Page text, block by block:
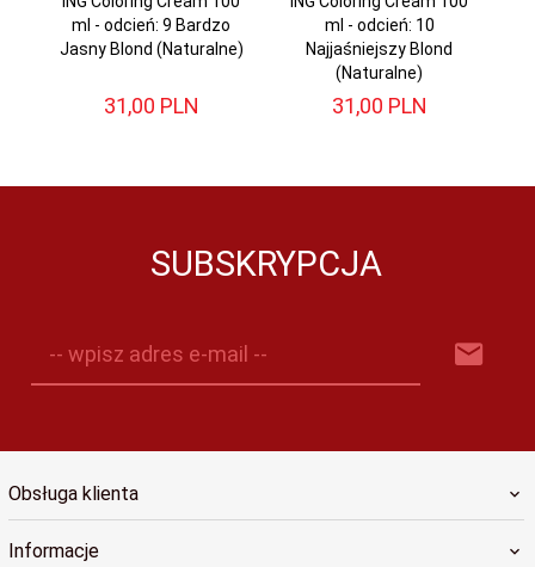
ml - odcień: 9 Bardzo
Jasny Blond (Naturalne)
31,00 PLN
ml - odcień: 10
Najjaśniejszy Blond
(Naturalne)
31,00 PLN
SUBSKRYPCJA
-- wpisz adres e-mail --
Obsługa klienta
Informacje